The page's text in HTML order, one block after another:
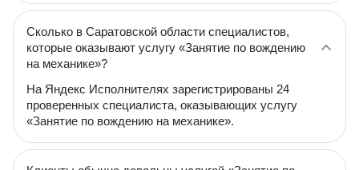
Сколько в Саратовской области специалистов,
которые оказывают услугу «Занятие по вождению
на механике»?
На Яндекс Исполнителях зарегистрированы 24
проверенных специалиста, оказывающих услугу
«Занятие по вождению на механике».